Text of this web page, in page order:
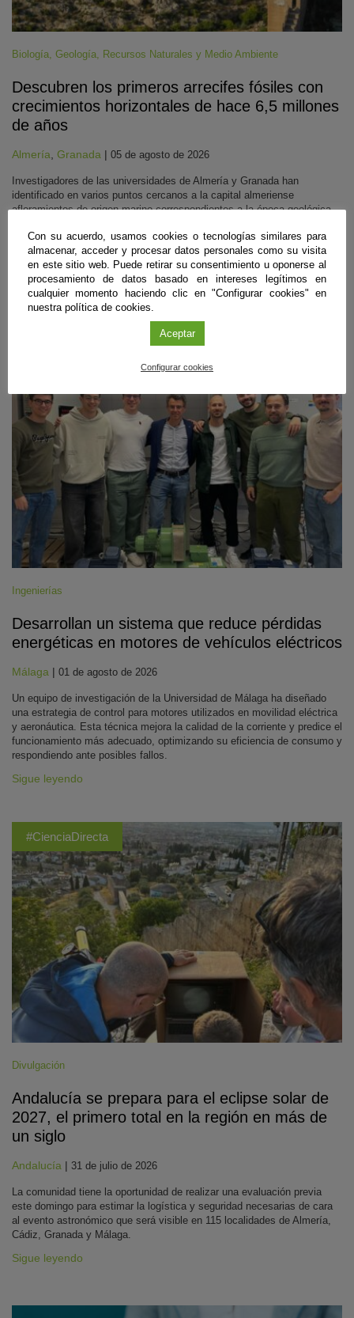
Biología, Geología, Recursos Naturales y Medio Ambiente
Descubren los primeros arrecifes fósiles con
crecimientos horizontales de hace 6,5 millones
de años
Almería Granada | 05 de agosto de 2026
Investigadores de las universidades de Almería y Granada han
identificado en varios puntos cercanos a la capital almeriense
afloramientos de origen marino correspondientes a la época geológica
arrecifes formados a casi 40 metros bajo el nivel del mar, la
transparencia del agua en ese entorno facilitó el crecimiento de corales
de lado a lado. Ahora aportan pistas para reconstruir la historia climática
del pasado.
Sigue leyendo
Ingenierías
Desarrollan un sistema que reduce pérdidas
energéticas en motores de vehículos eléctricos
Málaga | 01 de agosto de 2026
Un equipo de investigación de la Universidad de Málaga ha diseñado
una estrategia de control para motores utilizados en movilidad eléctrica
y aeronáutica. Esta técnica mejora la calidad de la corriente y predice el
funcionamiento más adecuado, optimizando su eficiencia de consumo y
respondiendo ante posibles fallos.
Sigue leyendo
#CienciaDirecta
Divulgación
Andalucía se prepara para el eclipse solar de
2027, el primero total en la región en más de
un siglo
Andalucía | 31 de julio de 2026
La comunidad tiene la oportunidad de realizar una evaluación previa
este domingo para estimar la logística y seguridad necesarias de cara
al evento astronómico que será visible en 115 localidades de Almería,
Cádiz, Granada y Málaga.
Sigue leyendo
Con su acuerdo, usamos cookies o tecnologías similares para
almacenar, acceder y procesar datos personales como su visita
en este sitio web. Puede retirar su consentimiento u oponerse al
procesamiento de datos basado en intereses legítimos en
cualquier momento haciendo clic en "Configurar cookies" en
nuestra política de cookies.
Aceptar
Configurar cookies